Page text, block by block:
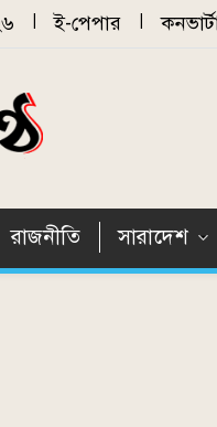
ই-পেপার
রাজনীতি সারাদেশ